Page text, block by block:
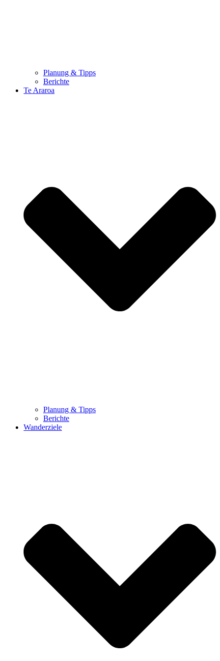
Planung & Tipps
Berichte
Te Araroa
Planung & Tipps
Berichte
Wanderziele